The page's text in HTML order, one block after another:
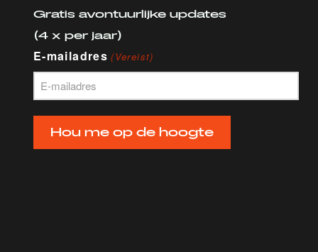
Gratis avontuurlijke updates
(4 x per jaar)
E-mailadres (Vereist)
Hou me op de hoogte